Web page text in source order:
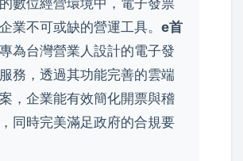
數位經營環境中，電子發票
業不可或缺的營運工具。 e首
為台灣營業人設計的電子發
務，透過其功能完善的雲端
，企業能有效簡化開票與稽
同時完美滿足政府的合規要